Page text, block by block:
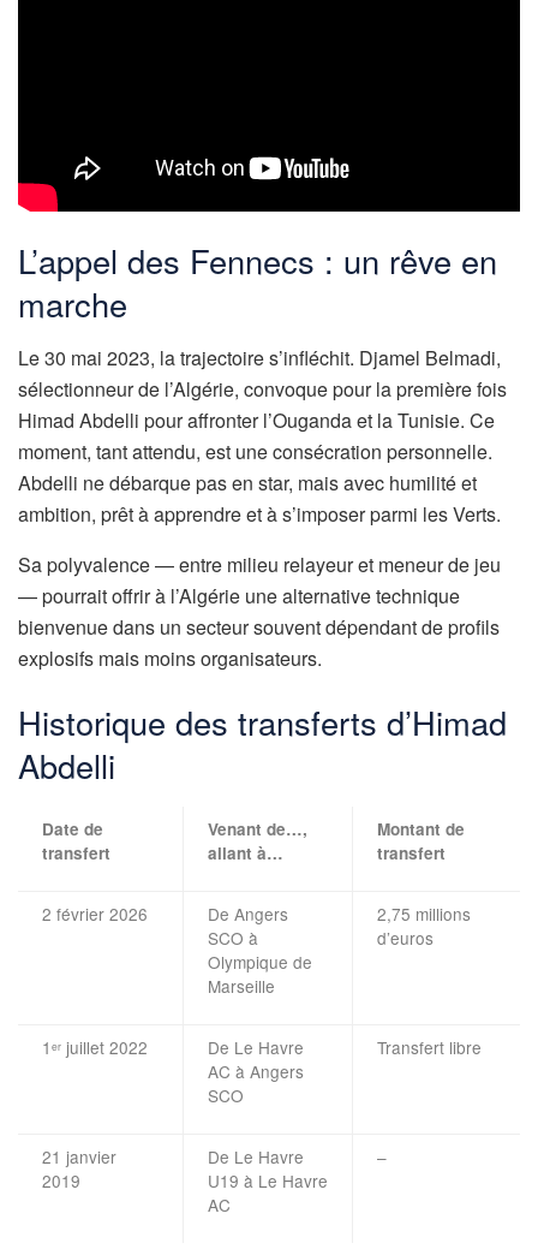
L’appel des Fennecs : un rêve en
marche
Le 30 mai 2023, la trajectoire s’infléchit. Djamel Belmadi,
sélectionneur de l’Algérie, convoque pour la première fois
Himad Abdelli pour affronter l’Ouganda et la Tunisie. Ce
moment, tant attendu, est une consécration personnelle.
Abdelli ne débarque pas en star, mais avec humilité et
ambition, prêt à apprendre et à s’imposer parmi les Verts.
Sa polyvalence — entre milieu relayeur et meneur de jeu
— pourrait offrir à l’Algérie une alternative technique
bienvenue dans un secteur souvent dépendant de profils
explosifs mais moins organisateurs.
Historique des transferts d’Himad
Abdelli
Date de
transfert
Venant de…,
allant à…
Montant de
transfert
2 février 2026
De Angers
SCO à
Olympique de
Marseille
2,75 millions
d’euros
1 er juillet 2022
De Le Havre
AC à Angers
SCO
Transfert libre
21 janvier
2019
De Le Havre
U19 à Le Havre
AC
–